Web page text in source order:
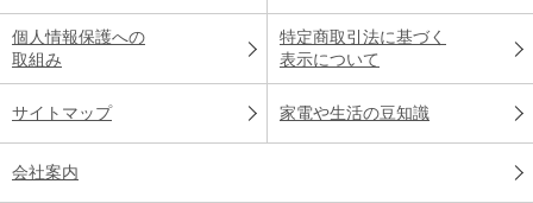
個人情報保護への
取組み
特定商取引法に基づく
表示について
サイトマップ 家電や生活の豆知識
会社案内